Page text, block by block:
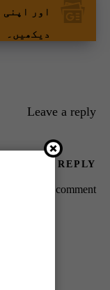
اور
دیکھیں۔
Leave a reply
LEAVE A REPLY
to post a comment.